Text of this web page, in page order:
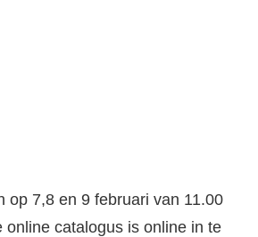
op 7,8 en 9 februari van 11.00
online catalogus is online in te